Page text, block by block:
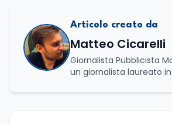
Articolo creato da
Matteo Cicarelli
Giornalista Pubblicista Matteo Cicarelli è
un giornalista laureato
Scrittura. Durante il suo